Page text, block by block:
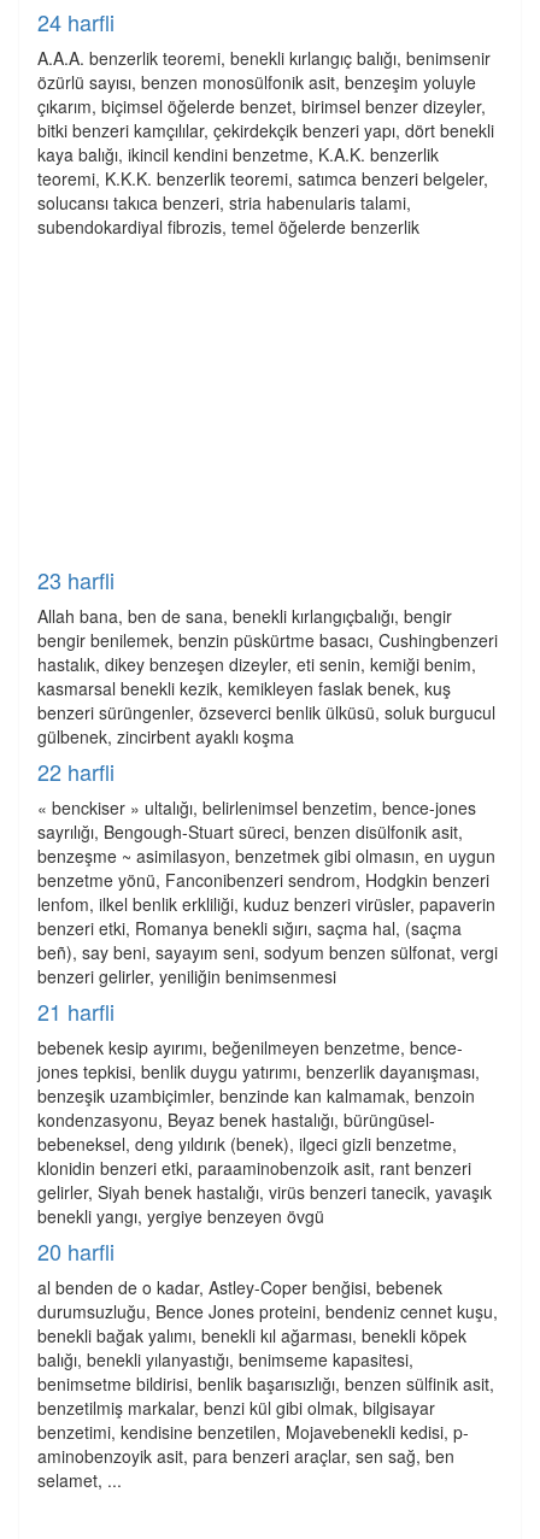
24 harfli
A.A.A. benzerlik teoremi, benekli kırlangıç balığı, benimsenir
özürlü sayısı, benzen monosülfonik asit, benzeşim yoluyle
çıkarım, biçimsel öğelerde benzet, birimsel benzer dizeyler,
bitki benzeri kamçılılar, çekirdekçik benzeri yapı, dört benekli
kaya balığı, ikincil kendini benzetme, K.A.K. benzerlik
teoremi, K.K.K. benzerlik teoremi, satımca benzeri belgeler,
solucansı takıca benzeri, stria habenularis talami,
subendokardiyal fibrozis, temel öğelerde benzerlik
23 harfli
Allah bana, ben de sana, benekli kırlangıçbalığı, bengir
bengir benilemek, benzin püskürtme basacı, Cushingbenzeri
hastalık, dikey benzeşen dizeyler, eti senin, kemiği benim,
kasmarsal benekli kezik, kemikleyen faslak benek, kuş
benzeri sürüngenler, özseverci benlik ülküsü, soluk burgucul
gülbenek, zincirbent ayaklı koşma
22 harfli
« benckiser » ultalığı, belirlenimsel benzetim, bence-jones
sayrılığı, Bengough-Stuart süreci, benzen disülfonik asit,
benzeşme ~ asimilasyon, benzetmek gibi olmasın, en uygun
benzetme yönü, Fanconibenzeri sendrom, Hodgkin benzeri
lenfom, ilkel benlik erkliliği, kuduz benzeri virüsler, papaverin
benzeri etki, Romanya benekli sığırı, saçma hal, (saçma
beñ), say beni, sayayım seni, sodyum benzen sülfonat, vergi
benzeri gelirler, yeniliğin benimsenmesi
21 harfli
bebenek kesip ayırımı, beğenilmeyen benzetme, bence-
jones tepkisi, benlik duygu yatırımı, benzerlik dayanışması,
benzeşik uzambiçimler, benzinde kan kalmamak, benzoin
kondenzasyonu, Beyaz benek hastalığı, bürüngüsel-
bebeneksel, deng yıldırık (benek), ilgeci gizli benzetme,
klonidin benzeri etki, paraaminobenzoik asit, rant benzeri
gelirler, Siyah benek hastalığı, virüs benzeri tanecik, yavaşık
benekli yangı, yergiye benzeyen övgü
20 harfli
al benden de o kadar, Astley-Coper benğisi, bebenek
durumsuzluğu, Bence Jones proteini, bendeniz cennet kuşu,
benekli bağak yalımı, benekli kıl ağarması, benekli köpek
balığı, benekli yılanyastığı, benimseme kapasitesi,
benimsetme bildirisi, benlik başarısızlığı, benzen sülfinik asit,
benzetilmiş markalar, benzi kül gibi olmak, bilgisayar
benzetimi, kendisine benzetilen, Mojavebenekli kedisi, p-
aminobenzoyik asit, para benzeri araçlar, sen sağ, ben
selamet, ...